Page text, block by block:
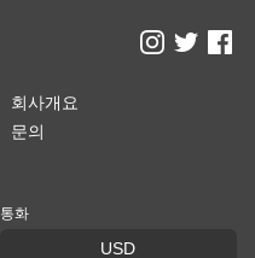
회사개요
문의
통화
USD